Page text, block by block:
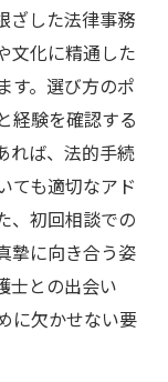
ざした法律事務
文化に精通した
す。選び方のポ
経験を確認する
れば、法的手続
ても適切なアド
、初回相談での
摯に向き合う姿
士との出会い
に欠かせない要